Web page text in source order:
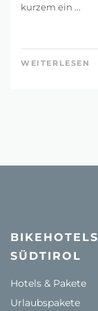
kurzem ein ...
WEITERLESEN
BIKEHOTELS
SÜDTIROL
Hotels & Pakete
Urlaubspakete